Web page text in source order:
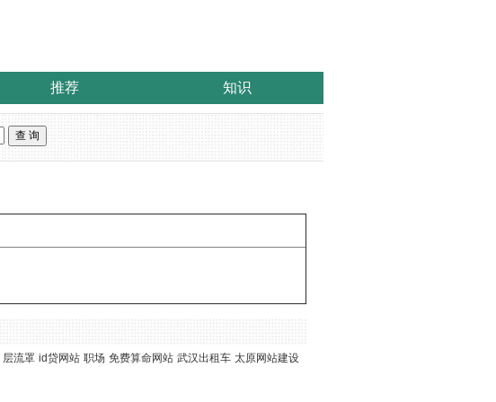
推荐 知识
层流罩 id贷网站 职场 免费算命网站 武汉出租车 太原网站建设